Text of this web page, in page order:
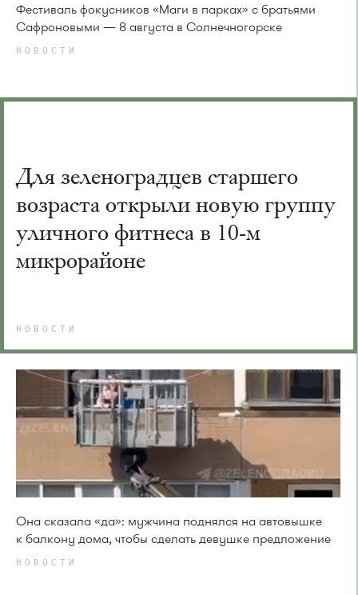
Фестиваль фокусников «Маги в парках» с братьями
Сафроновыми — 8 августа в Солнечногорске
НОВОСТИ
Для зеленоградцев старшего
возраста открыли новую группу
уличного фитнеса в 10-м
микрорайоне
НОВОСТИ
Она сказала «да»: мужчина поднялся на автовышке
к балкону дома, чтобы сделать девушке предложение
НОВОСТИ